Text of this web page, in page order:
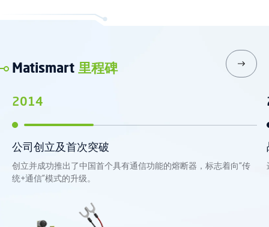
Matismart 里程碑
2014
公司创立及首次突破
创立并成功推出了中国首个具有通信功能的熔断器，标志着向“传
统+通信”模式的升级。